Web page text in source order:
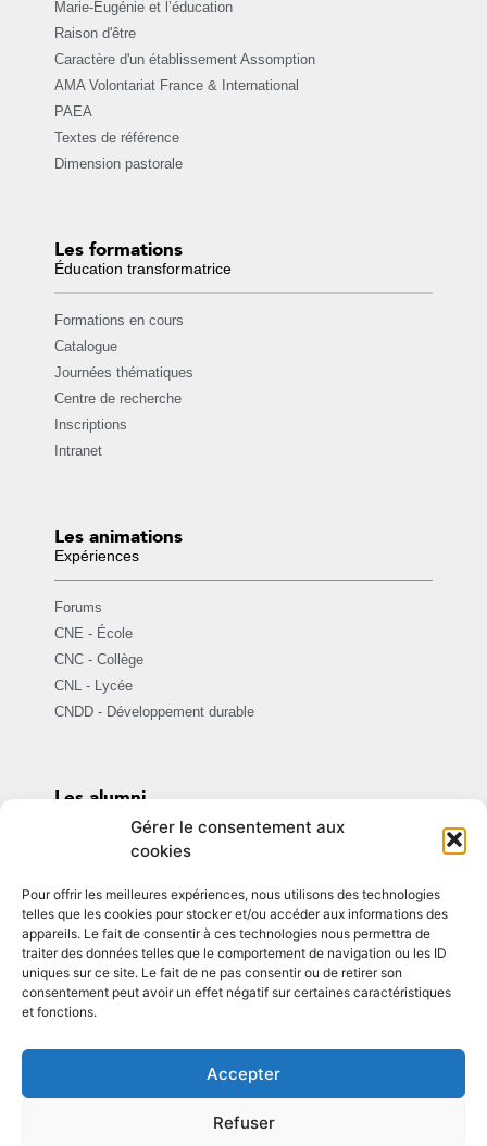
Gérer le consentement aux
cookies
Pour offrir les meilleures expériences, nous utilisons des technologies
telles que les cookies pour stocker et/ou accéder aux informations des
appareils. Le fait de consentir à ces technologies nous permettra de
traiter des données telles que le comportement de navigation ou les ID
uniques sur ce site. Le fait de ne pas consentir ou de retirer son
consentement peut avoir un effet négatif sur certaines caractéristiques
et fonctions.
Accepter
Refuser
Marie-Eugénie et l’éducation
Raison d'être
Caractère d'un établissement Assomption
AMA Volontariat France & International
PAEA
Textes de référence
Dimension pastorale
Les formations
Éducation transformatrice
Formations en cours
Catalogue
Journées thématiques
Centre de recherche
Inscriptions
Intranet
Les animations
Expériences
Forums
CNE - École
CNC - Collège
CNL - Lycée
CNDD - Développement durable
Les alumni
Assomption ensemble
Témoignages et actualités
© Copyright 2025. Tous droits réservés.